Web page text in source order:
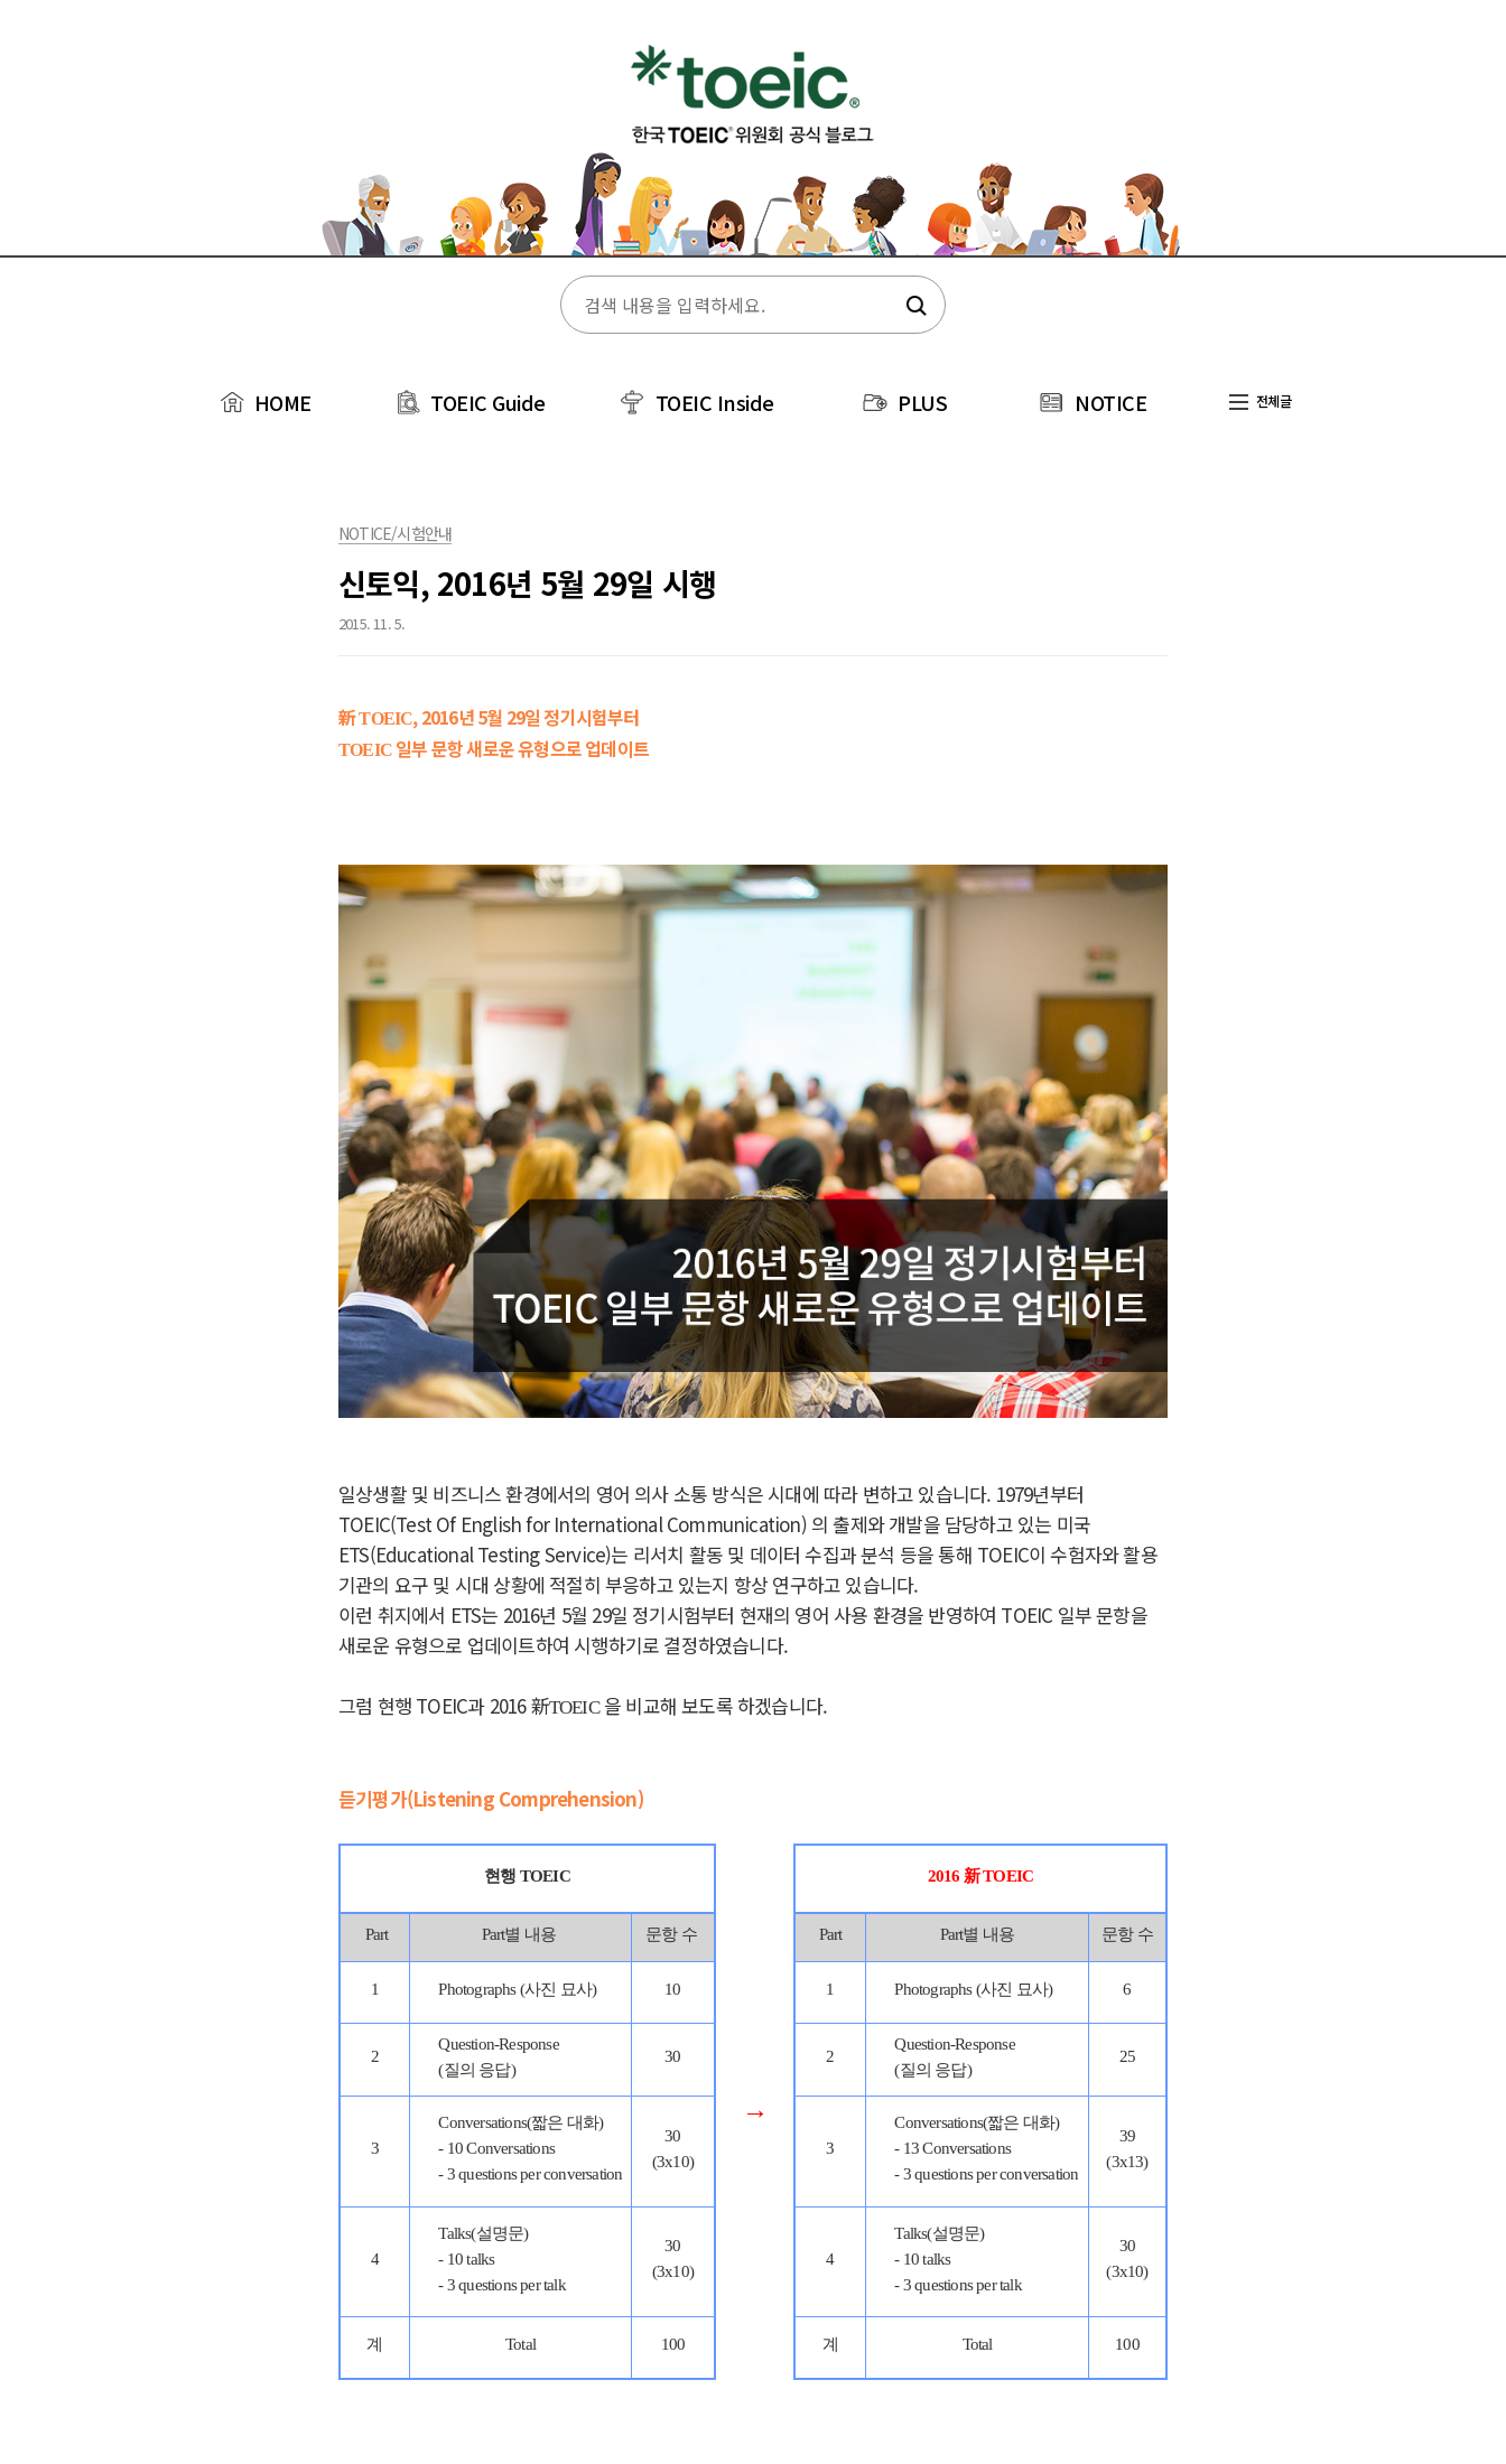
HOME TOEIC Guide TOEIC Inside PLUS NOTICE 전체글
NOTICE/시험안내
신토익, 2016년 5월 29일 시행
2015. 11. 5.
新TOEIC, 2016년 5월 29일 정기시험부터
TOEIC 일부 문항 새로운 유형으로 업데이트
일상생활 및 비즈니스 환경에서의 영어 의사 소통 방식은 시대에 따라 변하고 있습니다. 1979년부터
TOEIC(Test Of English for International Communication) 의 출제와 개발을 담당하고 있는 미국
ETS(Educational Testing Service)는 리서치 활동 및 데이터 수집과 분석 등을 통해 TOEIC이 수험자와 활용
기관의 요구 및 시대 상황에 적절히 부응하고 있는지 항상 연구하고 있습니다.
이런 취지에서 ETS는 2016년 5월 29일 정기시험부터 현재의 영어 사용 환경을 반영하여 TOEIC 일부 문항을
새로운 유형으로 업데이트하여 시행하기로 결정하였습니다.
그럼 현행 TOEIC과 2016 新TOEIC을 비교해 보도록 하겠습니다.
듣기평가(Listening Comprehension)
현행 TOEIC
→
2016 新TOEIC
Part Part별 내용 문항 수 Part Part별 내용 문항 수
1 Photographs (사진 묘사) 10 1 Photographs (사진 묘사) 6
2
Question-Response
(질의 응답)
30 2
Question-Response
(질의 응답)
25
3
Conversations(짧은 대화)
- 10 Conversations
- 3 questions per conversation
30
(3x10)
3
Conversations(짧은 대화)
- 13 Conversations
- 3 questions per conversation
39
(3x13)
4
Talks(설명문)
- 10 talks
- 3 questions per talk
30
(3x10)
4
Talks(설명문)
- 10 talks
- 3 questions per talk
30
(3x10)
계 Total 100 계 Total 100